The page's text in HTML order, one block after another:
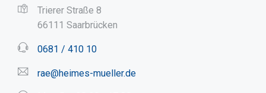
Trierer Straße 8
66111 Saarbrücken
0681 / 410 10
rae@heimes-mueller.de